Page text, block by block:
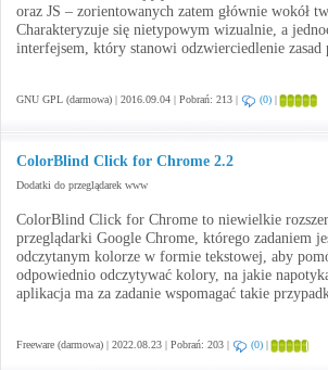
oraz JS – zorientowanych zatem głównie wokół
Charakteryzuje się nietypowym wizualnie, a
interfejsem, który stanowi odzwierciedlenie
GNU GPL (darmowa) | 2016.09.04 | Pobrań: 213 | (0) |
ColorBlind Click for Chrome 2.2
Dodatki do przeglądarek www
ColorBlind Click for Chrome to niewielkie
przeglądarki Google Chrome, którego zadaniem
odczytanym kolorze w formie tekstowej, aby
odpowiednio odczytywać kolory, na jakie
aplikacja ma za zadanie wspomagać takie
Freeware (darmowa) | 2022.08.23 | Pobrań: 203 | (0) |